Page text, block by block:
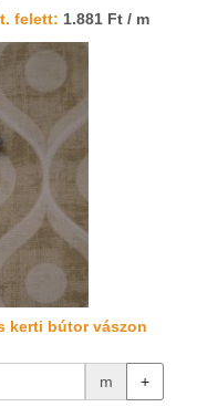
felett: 1.881 Ft / m
kerti bútor vászon
m +